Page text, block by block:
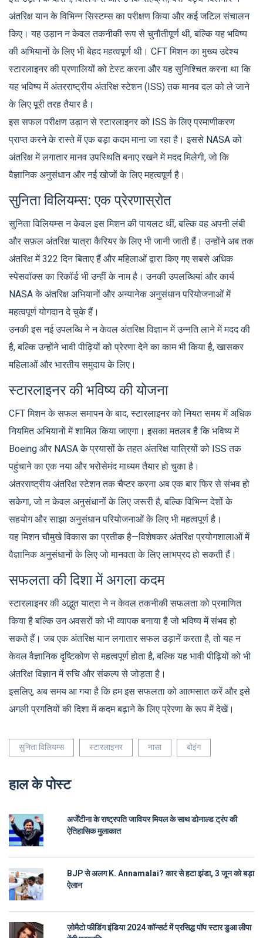
अंतरिक्ष यान के विभिन्न सिस्टम्स का परीक्षण किया और कई जटिल संचालन
किए। यह उड़ान न केवल तकनीकी रूप से चुनौतीपूर्ण थी, बल्कि यह भविष्य
की अभियानों के लिए भी बेहद महत्वपूर्ण थी। CFT मिशन का मुख्य उद्देश्य
स्टारलाइनर की प्रणालियों को टेस्ट करना और यह सुनिश्चित करना था कि
यह भविष्य में अंतरराष्ट्रीय अंतरिक्ष स्टेशन (ISS) तक मानव दल को ले जाने
के लिए पूरी तरह तैयार है।
इस सफल परीक्षण उड़ान से स्टारलाइनर को ISS के लिए प्रमाणीकरण
प्राप्त करने के रास्ते में एक बड़ा कदम माना जा रहा है। इससे NASA को
अंतरिक्ष में लगातार मानव उपस्थिति बनाए रखने में मदद मिलेगी, जो कि
वैज्ञानिक अनुसंधान और नई खोजों के लिए महत्वपूर्ण है।
सुनिता विलियम्स: एक प्रेरणास्रोत
सुनिता विलियम्स न केवल इस मिशन की पायलट थीं, बल्कि वह अपनी लंबी
और सफ़ल अंतरिक्ष यात्रा कैरियर के लिए भी जानी जाती हैं। उन्होंने अब तक
अंतरिक्ष में 322 दिन बिताए हैं और महिलाओं द्वारा किए गए सबसे अधिक
स्पेसवॉक्स का रिकॉर्ड भी उन्हीं के नाम है। उनकी उपलब्धियां और कार्य
NASA के अंतरिक्ष अभियानों और अन्यानेक अनुसंधान परियोजनाओं में
महत्वपूर्ण योगदान दे चुके हैं।
उनकी इस नई उपलब्धि ने न केवल अंतरिक्ष विज्ञान में उन्नति लाने में मदद की
है, बल्कि उन्होंने भावी पीढ़ियों को प्रेरणा देने का काम भी किया है, खासकर
महिलाओं और भारतीय समुदाय के लिए।
स्टारलाइनर की भविष्य की योजना
CFT मिशन के सफल समापन के बाद, स्टारलाइनर को नियत समय में अधिक
नियमित अभियानों में शामिल किया जाएगा। इसका मतलब है कि भविष्य में
Boeing और NASA के प्रयासों के तहत अंतरिक्ष यात्रियों को ISS तक
पहुंचाने का एक नया और भरोसेमंद माध्यम तैयार हो चुका है।
अंतरराष्ट्रीय अंतरिक्ष स्टेशन तक चैप्टर करना अब एक बार फिर से संभव हो
सकेगा, जो न केवल अनुसंधानों के लिए जरूरी है, बल्कि विभिन्न देशों के
सहयोग और साझा अनुसंधान परियोजनाओं के लिए भी महत्वपूर्ण है।
यह मिशन चौमुखे विकास का प्रतीक है—विशेषकर अंतरिक्ष प्रयोगशालाओं में
वैज्ञानिक अनुसंधानों के लिए जो मानवता के लिए लाभप्रद हो सकती हैं।
सफलता की दिशा में अगला कदम
स्टारलाइनर की अद्भुत यात्रा ने न केवल तकनीकी सफलता को प्रमाणित
किया है बल्कि उन अवसरों को भी व्यापक बनाया है जो भविष्य में संभव हो
सकते हैं। जब एक अंतरिक्ष यान लगातार सफल उड़ानें करता है, तो यह न
केवल वैज्ञानिक दृष्टिकोण से महत्वपूर्ण होता है, बल्कि यह भावी पीढ़ियों को भी
अंतरिक्ष विज्ञान में रुचि और संकल्प से जोड़ता है।
इसलिए, अब समय आ गया है कि हम इस सफलता को आत्मसात करें और इसे
अगली प्रगतियों की दिशा में कदम बढ़ाने के लिए प्रेरणा के रूप में देखें।
सुनिता विलियम्स स्टारलाइनर नासा बोइंग
हाल के पोस्ट
अर्जेंटीना के राष्ट्रपति जावियर मियल के साथ डोनाल्ड ट्रंप की
ऐतिहासिक मुलाकात
BJP से अलग K. Annamalai? कार से हटा झंडा, 3 जून को बड़ा
ऐलान
ज़ोमैटो फीडिंग इंडिया 2024 कॉन्सर्ट में प्रसिद्ध पॉप स्टार डुआ लीपा